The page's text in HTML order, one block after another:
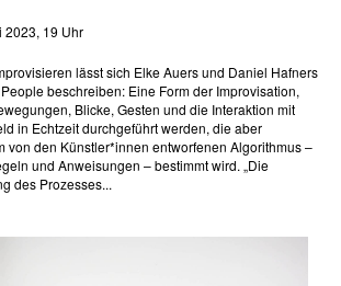
2023, 19 Uhr
lässt sich Elke Auers und Daniel Hafners
beschreiben: Eine Form der Improvisation,
Blicke, Gesten und die Interaktion mit
in Echtzeit durchgeführt werden, die aber
von den Künstler*innen entworfenen Algorithmus –
und Anweisungen – bestimmt wird. „Die
des Prozesses...